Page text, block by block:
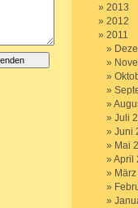
2013
2012
2011
Juli
Juni
Mai
April